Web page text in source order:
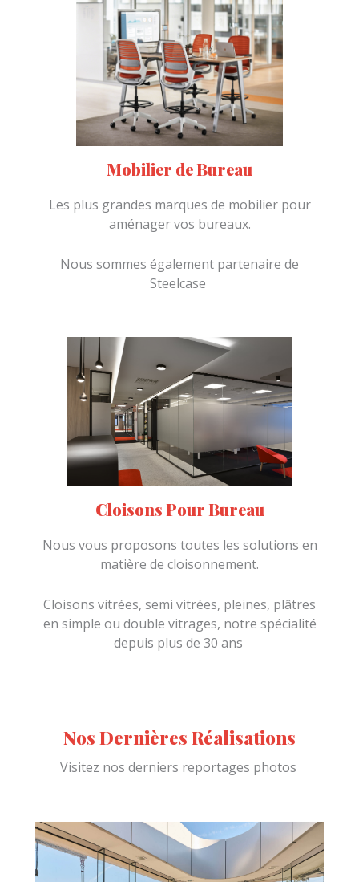
Mobilier de Bureau
Les plus grandes marques de mobilier pour
aménager vos bureaux.
Nous sommes également partenaire de
Steelcase
Cloisons Pour Bureau
Nous vous proposons toutes les solutions en
matière de cloisonnement.
Cloisons vitrées, semi vitrées, pleines, plâtres
en simple ou double vitrages, notre spécialité
depuis plus de 30 ans
Nos Dernières Réalisations
Visitez nos derniers reportages photos